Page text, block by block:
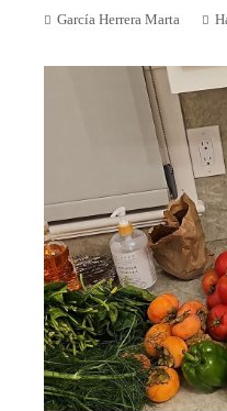
García Herrera Marta